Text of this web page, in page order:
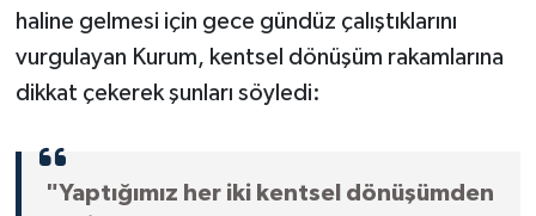
haline gelmesi için gece gündüz çalıştıklarını
vurgulayan Kurum, kentsel dönüşüm rakamlarına
dikkat çekerek şunları söyledi:
"Yaptığımız her iki kentsel dönüşümden